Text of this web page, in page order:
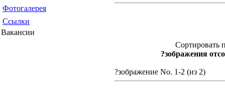
Фотогалерея
Ссылки
Вакансии
Сортировать
?зображения
?зображение No. 1-2 (из 2)